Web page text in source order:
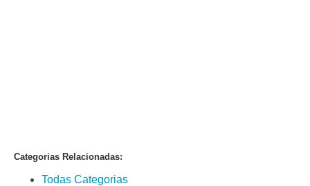
Categorias Relacionadas:
Todas Categorias